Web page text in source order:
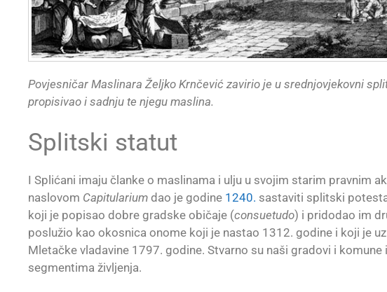
Povjesničar Maslinara Željko Krnčević zavirio je u srednjovjekovni
propisivao i sadnju te njegu maslina.
Splitski statut
I Splićani imaju članke o maslinama i ulju u svojim starim pravnim
naslovom Capitularium dao je godine 1240. sastaviti splitski
koji je popisao dobre gradske običaje (consuetudo) i pridodao im
poslužio kao okosnica onome koji je nastao 1312. godine i koji je
Mletačke vladavine 1797. godine. Stvarno su naši gradovi i
segmentima življenja.